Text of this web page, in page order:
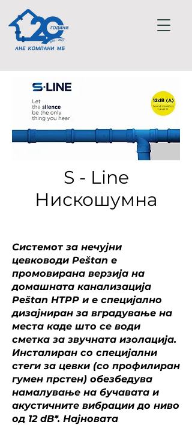
S - Line
Нискошумна
Системот за нечујни
цевководи Peštan е
промовирана верзија на
домашната канализација
Peštan HTPP и е специјално
дизајниран за вградување на
места каде што се води
сметка за звучната изолација.
Инсталиран со специјални
стеги за цевки (со профилиран
гумен прстен) обезбедува
намалување на бучавата и
акустичните вибрации до ниво
од 12 dB*. Најновата